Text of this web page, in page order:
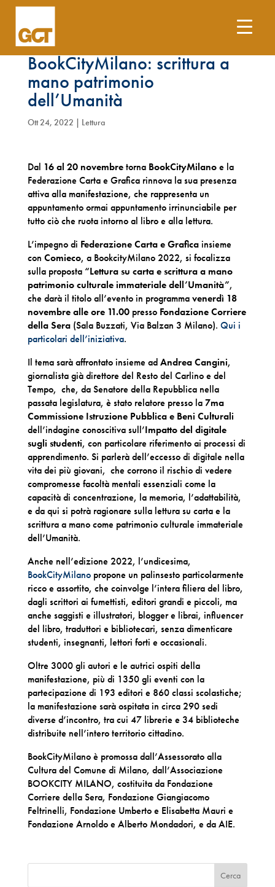
La Federazione a
BookCityMilano: scrittura a
mano patrimonio
dell’Umanità
Ott 24, 2022 | Lettura
Dal 16 al 20 novembretorna BookCityMilanoe la
Federazione Carta e Grafica rinnova la sua presenza
attiva alla manifestazione, che rappresenta un
appuntamento ormai appuntamento irrinunciabile per
tutto ciò che ruota intorno al libro e alla lettura.
L’impegno di Federazione Carta e Graficainsieme
con Comieco, a BookcityMilano 2022, si focalizza
sulla proposta“Lettura su carta e scrittura a mano
patrimonio culturale immateriale dell’Umanità”,
che darà il titolo all’evento in programmavenerdì 18
novembre alle ore 11.00presso Fondazione Corriere
della Sera(Sala Buzzati, Via Balzan 3 Milano). Qui i
particolari dell’iniziativa.
Il tema sarà affrontato insieme adAndrea Cangini,
giornalista già direttore del Resto del Carlino e del
Tempo, che, da Senatore della Repubblica nella
passata legislatura, è stato relatore presso la7ma
Commissione Istruzione Pubblica e Beni Culturali
dell’indagine conoscitiva sull’Impatto del digitale
sugli studenti, con particolare riferimento ai processi di
apprendimento. Si parlerà dell’eccesso di digitale nella
vita dei più giovani, che corrono il rischio di vedere
compromesse facoltà mentali essenziali come la
capacità di concentrazione, la memoria, l’adattabilità,
e da qui si potrà ragionare sulla lettura su carta e la
scrittura a mano come patrimonio culturale immateriale
dell’Umanità.
Anche nell’edizione 2022, l’undicesima,
BookCityMilanopropone un palinsesto particolarmente
ricco e assortito, che coinvolge l’intera filiera del libro,
dagli scrittori ai fumettisti, editori grandi e piccoli, ma
anche saggisti e illustratori, blogger e librai, influencer
del libro, traduttori e bibliotecari, senza dimenticare
studenti, insegnanti, lettori forti e occasionali.
Oltre 3000 gli autori e le autrici ospiti della
manifestazione, più di 1350 gli eventi con la
partecipazione di 193 editori e 860 classi scolastiche;
la manifestazione sarà ospitata in circa 290 sedi
diverse d’incontro, tra cui 47 librerie e 34 biblioteche
distribuite nell’intero territorio cittadino.
BookCityMilano è promossa dall’Assessorato alla
Cultura del Comune di Milano, dall’Associazione
BOOKCITY MILANO, costituita da Fondazione
Corriere della Sera, Fondazione Giangiacomo
Feltrinelli, Fondazione Umberto e Elisabetta Mauri e
Fondazione Arnoldo e Alberto Mondadori, e da AIE.